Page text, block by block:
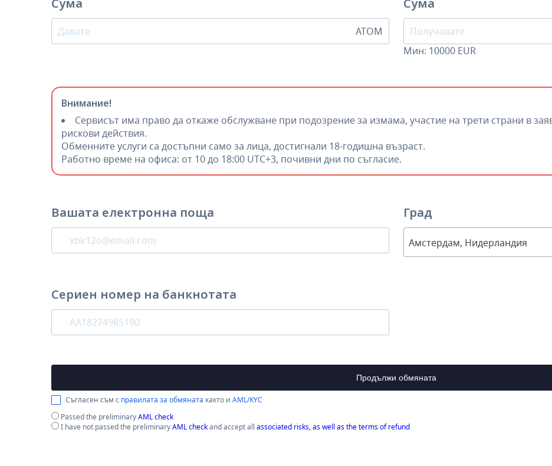
Сума
ATOM
Сума
Мин: 10000 EUR
Внимание!
Сервисът има право да откаже обслужване при подозрение за измама, участие на трети страни в
рискови действия.
Обменните услуги са достъпни само за лица, достигнали 18-годишна възраст.
Работно време на офиса: от 10 до 18:00 UTC+3, почивни дни по съгласие.
Вашата електронна поща Град
Амстердам, Нидерландия
Сериен номер на банкнотата
Продължи обмяната
Съгласен съм с правилата за обмяната както и AML/KYC
Passed the preliminaryAML check
I have not passed the preliminaryAML checkand accept all associated risks, as well as the terms of refund